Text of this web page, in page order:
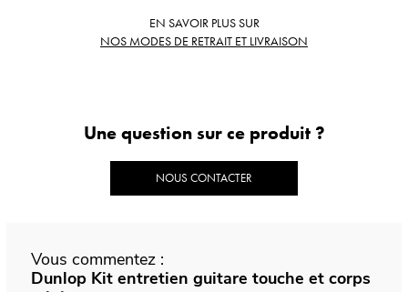
EN SAVOIR PLUS SUR
NOS MODES DE RETRAIT ET LIVRAISON
Une question sur ce produit ?
NOUS CONTACTER
Vous commentez :
Dunlop Kit entretien guitare touche et corps